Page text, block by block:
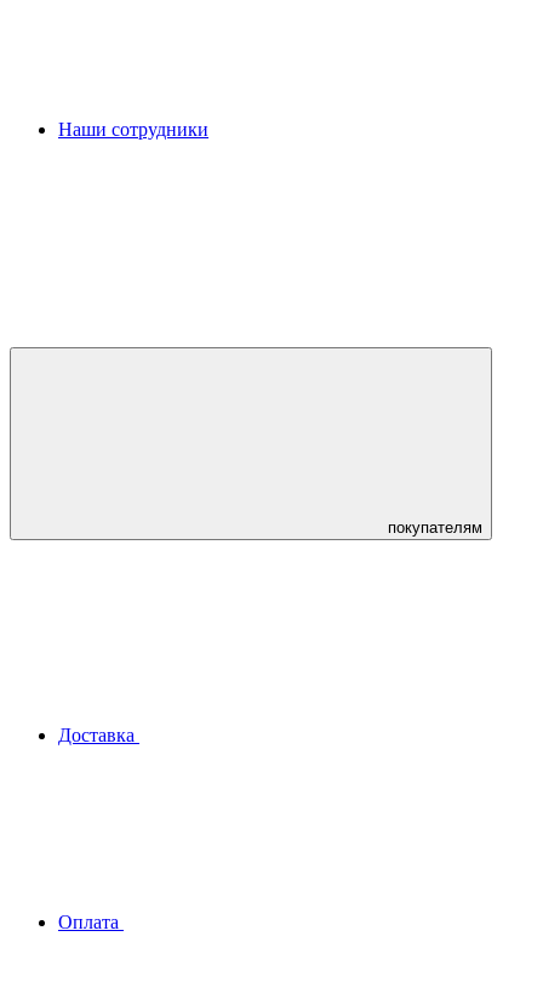
Наши сотрудники
покупателям
Доставка
Оплата